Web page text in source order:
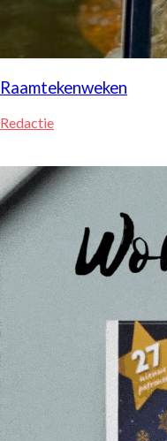
Raamtekenweken
Redactie